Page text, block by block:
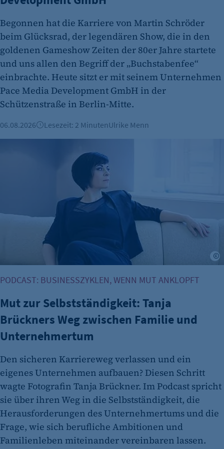
etracker Analytics
Name:
et_oi_v2
etracker GmbH
Zweck:
Cookie Erkennung
Cookie Laufzeit:
etracker Analytics
Name:
et_allow_cookies
Anbieter:
Es erlaubt eTracker Cookies zu setzen.
Cookie Laufzeit:
480 Tage
etracker Analytics
isSdEnabled
Anbieter:
etracker GmbH
Zweck:
Erkennung, ob bei dem Besucher die
Scrolltiefe gemessen wird.
Begonnen hat die Karriere von Martin Schröder
beim Glücksrad, der legendären Show, die in den
goldenen Gameshow Zeiten der 80er Jahre startete
und uns allen den Begriff der „Buchstabenfee“
einbrachte. Heute sitzt er mit seinem Unternehmen
Pace Media Development GmbH in der
Schützenstraße in Berlin-Mitte.
06.08.2026 Lesezeit: 2 MinutenUlrike Menn
PODCAST: BUSINESSZYKLEN, WENN MUT ANKLOPFT
Mut zur Selbstständigkeit: Tanja
Brückners Weg zwischen Familie und
Unternehmertum
Den sicheren Karriereweg verlassen und ein
eigenes Unternehmen aufbauen? Diesen Schritt
wagte Fotografin Tanja Brückner. Im Podcast spricht
sie über ihren Weg in die Selbstständigkeit, die
Herausforderungen des Unternehmertums und die
Frage, wie sich berufliche Ambitionen und
Familienleben miteinander vereinbaren lassen.